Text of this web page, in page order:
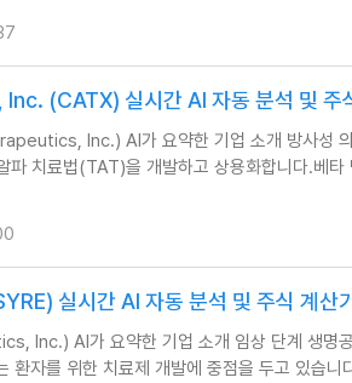
(CATX) 실시간 AI 자동 분석 및 주
Inc.) AI가 요약한 기업 소개 방사
파 치료법(TAT)을 개발하고 상용화합니다.베
실시간 AI 자동 분석 및 주식 계산기
Inc.) AI가 요약한 기업 소개 임상 단계 생
환자를 위한 치료제 개발에 중점을 두고 있습